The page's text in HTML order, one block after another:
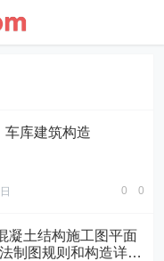
车库建筑构造
0 0
凝土结构施工图平面
制图规则和构造详图